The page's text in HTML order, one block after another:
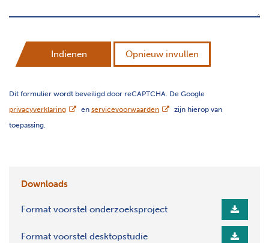
Indienen Opnieuw invullen
Dit formulier wordt beveiligd door reCAPTCHA. De Google
privacyverklaringopent nieuw scherm
en servicevoorwaardenopent nieuw scherm
zijn hierop van
toepassing.
Downloads
Format voorstel onderzoeksproject
Format voorstel desktopstudie